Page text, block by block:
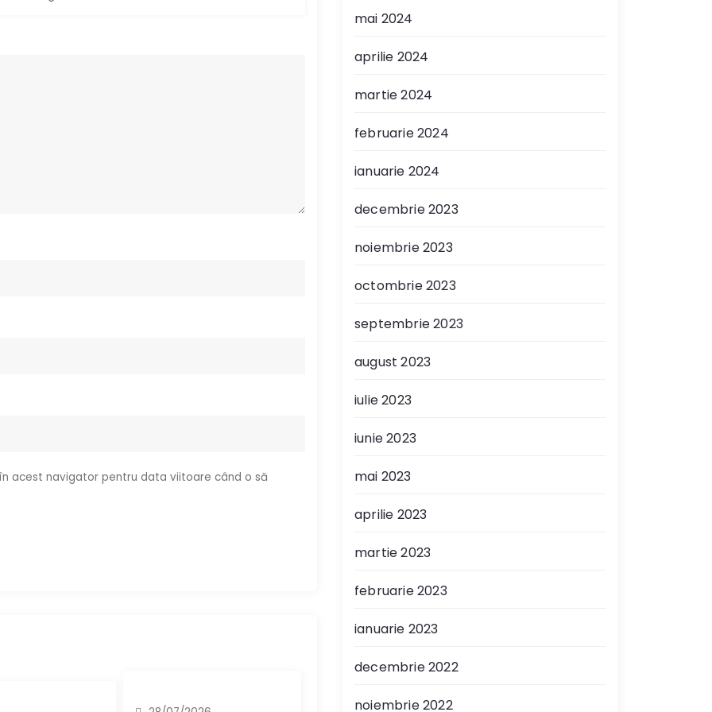
acest navigator pentru data viitoare când o să
mai 2024
aprilie 2024
martie 2024
februarie 2024
ianuarie 2024
decembrie 2023
noiembrie 2023
octombrie 2023
septembrie 2023
august 2023
iulie 2023
iunie 2023
mai 2023
aprilie 2023
martie 2023
februarie 2023
ianuarie 2023
decembrie 2022
noiembrie 2022